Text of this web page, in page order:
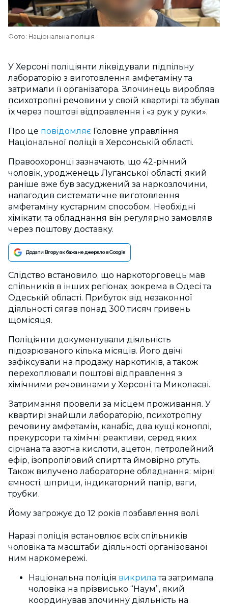
Фото: Національна поліція
У Херсоні поліціянти ліквідували підпільну
лабораторію з виготовлення амфетаміну та
затримали її організатора. Злочинець виробляв
психотропні речовини у своїй квартирі та збував
їх через поштові відправлення і «з рук у руки».
Про це повідомляє Головне управління
Національної поліції в Херсонській області.
Правоохоронці зазначають, що 42-річний
чоловік, уродженець Луганської області, який
раніше вже був засуджений за наркозлочини,
налагодив систематичне виготовлення
амфетаміну кустарним способом. Необхідні
хімікати та обладнання він регулярно замовляв
через поштову доставку.
Додати Вгору як бажане джерело в Google
Слідство встановило, що наркоторговець мав
спільників в інших регіонах, зокрема в Одесі та
Одеській області. Прибуток від незаконної
діяльності сягав понад 300 тисяч гривень
щомісяця.
Поліціянти документували діяльність
підозрюваного кілька місяців. Його двічі
зафіксували на продажу наркотиків, а також
перехоплювали поштові відправлення з
хімічними речовинами у Херсоні та Миколаєві.
Затримання провели за місцем проживання. У
квартирі знайшли лабораторію, психотропну
речовину амфетамін, канабіс, два кущі коноплі,
прекурсори та хімічні реактиви, серед яких
сірчана та азотна кислоти, ацетон, петролейний
ефір, ізопропіловий спирт та ймовірно ртуть.
Також вилучено лабораторне обладнання: мірні
ємності, шприци, індикаторний папір, ваги,
трубки.
Йому загрожує до 12 років позбавлення волі.
Наразі поліція встановлює всіх спільників
чоловіка та масштаби діяльності організованої
ним наркомережі.
Національна поліція викрила та затримала
чоловіка на прізвисько “Наум”, який
координував злочинну діяльність на